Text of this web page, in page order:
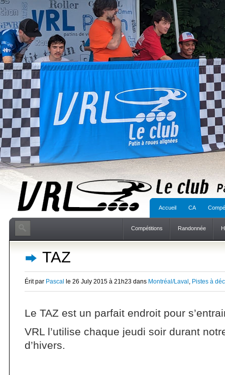
Accueil CA
Compétitions Randonnée
TAZ
Érit par Pascal le 26 July 2015 à 21h23 dans Montréal/Laval , Pistes à
Le TAZ est un parfait endroit pour
VRL l’utilise chaque jeudi soir durant
d’hivers.